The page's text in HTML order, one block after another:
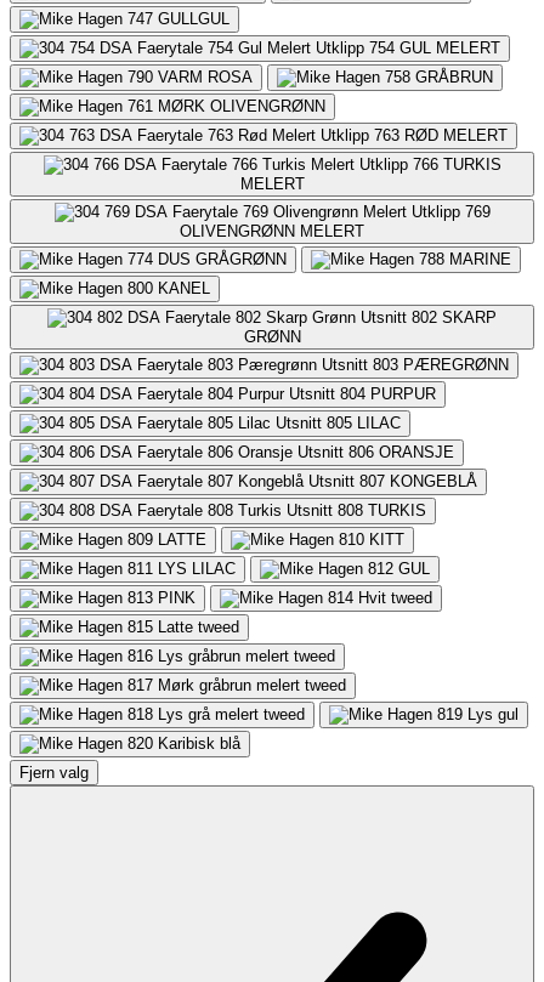
747 GULLGUL
754 GUL MELERT
790 VARM ROSA 758 GRÅBRUN
761 MØRK OLIVENGRØNN
763 RØD MELERT
766 TURKIS
MELERT
769
OLIVENGRØNN MELERT
774 DUS GRÅGRØNN 788 MARINE
800 KANEL
802 SKARP
GRØNN
803 PÆREGRØNN
804 PURPUR
805 LILAC
806 ORANSJE
807 KONGEBLÅ
808 TURKIS
809 LATTE 810 KITT
811 LYS LILAC 812 GUL
813 PINK 814 Hvit tweed
815 Latte tweed
816 Lys gråbrun melert tweed
817 Mørk gråbrun melert tweed
818 Lys grå melert tweed 819 Lys gul
820 Karibisk blå
Fjern valg